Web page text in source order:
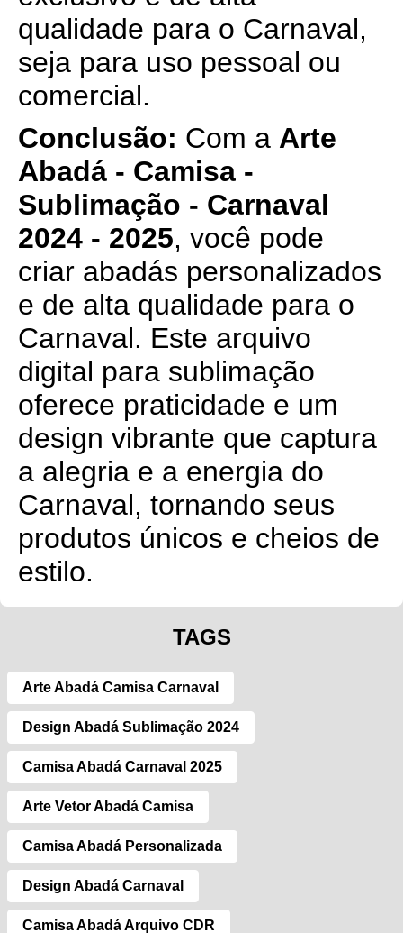
qualidade para o Carnaval,
seja para uso pessoal ou
comercial.
Conclusão: Com a Arte
Abadá - Camisa -
Sublimação - Carnaval
2024 - 2025, você pode
criar abadás personalizados
e de alta qualidade para o
Carnaval. Este arquivo
digital para sublimação
oferece praticidade e um
design vibrante que captura
a alegria e a energia do
Carnaval, tornando seus
produtos únicos e cheios de
estilo.
TAGS
Arte Abadá Camisa Carnaval
Design Abadá Sublimação 2024
Camisa Abadá Carnaval 2025
Arte Vetor Abadá Camisa
Camisa Abadá Personalizada
Design Abadá Carnaval
Camisa Abadá Arquivo CDR